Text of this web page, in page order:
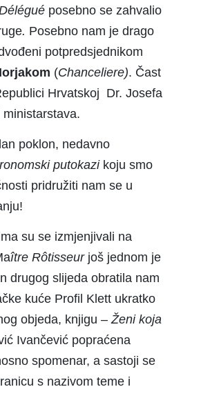
élégué posebno se zahvalio
. Posebno nam je drago
potpredsjednikom
(Chanceliere). Čast
Hrvatskoj Dr. Josefa
poklon, nedavno
putokazikoju smo
pridružiti nam se u
su se izmjenjivali na
îtreRôtisseurjoš jednom je
drugog slijeda obratila nam
kuće Profil Klett ukratko
objeda, knjigu –Ženi koja
Ivančević popraćena
spomenar, a sastoji se
s nazivom teme i